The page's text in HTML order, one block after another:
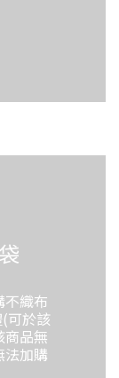
不織布
可於該
商品無
法加購